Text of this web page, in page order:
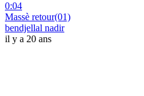
0:04
Massè retour(01)
bendjellal nadir
il y a 20 ans